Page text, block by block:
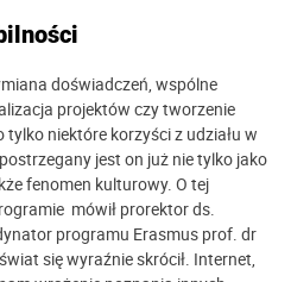
doświadczeń, wspólne
projektów czy tworzenie
niektóre korzyści z udziału w
jest on już nie tylko jako
fenomen kulturowy. O tej
mówił prorektor ds.
programu Erasmus prof. dr
się wyraźnie skrócił. Internet,